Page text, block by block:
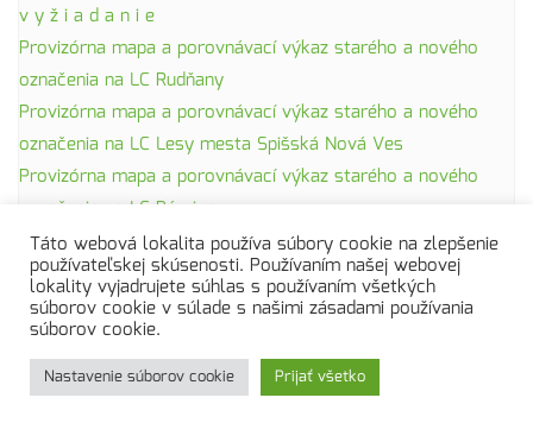
v y ž i a d a n i e
Provizórna mapa a porovnávací výkaz starého a nového
označenia na LC Rudňany
Provizórna mapa a porovnávací výkaz starého a nového
označenia na LC Lesy mesta Spišská Nová Ves
Provizórna mapa a porovnávací výkaz starého a nového
označenia na LC Párnica
Domov Kontakty Naše služby
Zásady ochrany osobných údajov
Táto webová lokalita používa súbory cookie na zlepšenie
používateľskej skúsenosti. Používaním našej webovej
lokality vyjadrujete súhlas s používaním všetkých
súborov cookie v súlade s našimi zásadami používania
súborov cookie.
Nastavenie súborov cookie Prijať všetko